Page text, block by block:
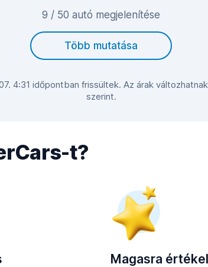
9 / 50 autó megjelenítése
Több mutatása
4:31 időpontban frissültek. Az árak
szerint.
t?
Magasra